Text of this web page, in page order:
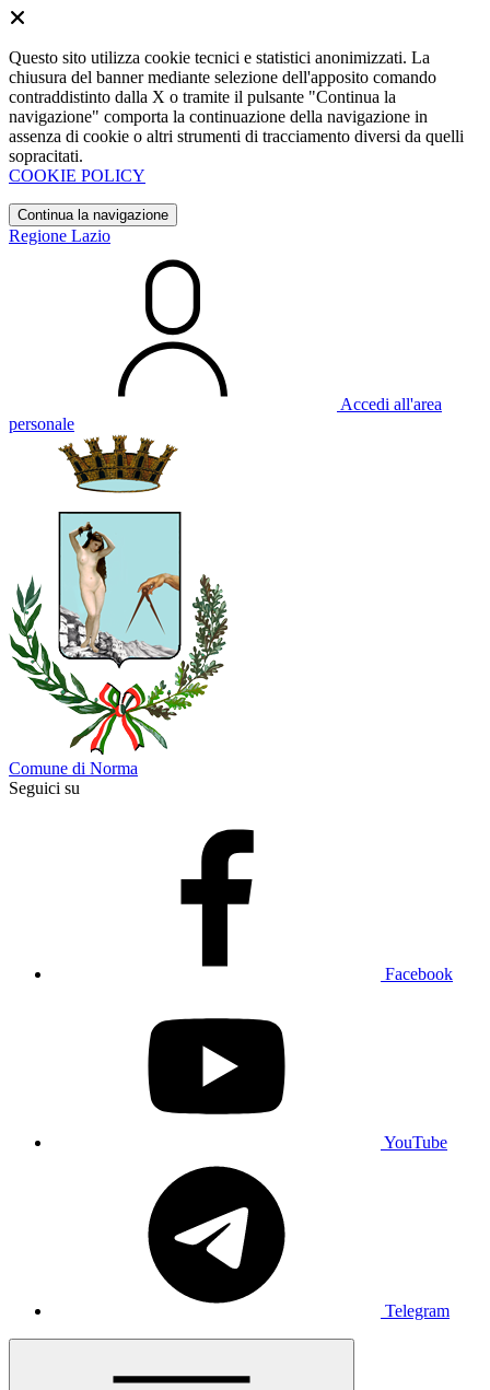
Questo sito utilizza cookie tecnici e statistici anonimizzati. La
chiusura del banner mediante selezione dell'apposito comando
contraddistinto dalla X o tramite il pulsante "Continua la
navigazione" comporta la continuazione della navigazione in
assenza di cookie o altri strumenti di tracciamento diversi da quelli
sopracitati.
COOKIE POLICY
Continua la navigazione
Regione Lazio
Accedi all'area
personale
Comune di Norma
Seguici su
Facebook
YouTube
Telegram